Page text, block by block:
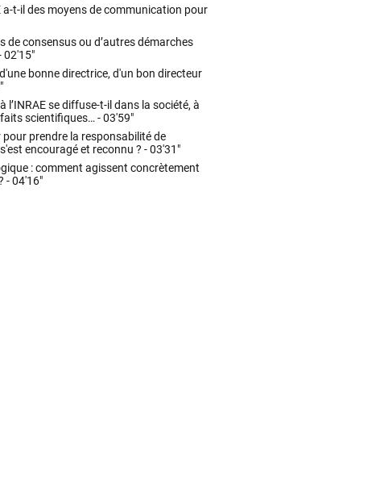
a-t-il des moyens de communication pour
de consensus ou d’autres démarches
02'15"
bonne directrice, d'un bon directeur
l’INRAE se diffuse-t-il dans la société, à
faits scientifiques… -03'59"
pour prendre la responsabilité de
encouragé et reconnu ? -03'31"
: comment agissent concrètement
-04'16"